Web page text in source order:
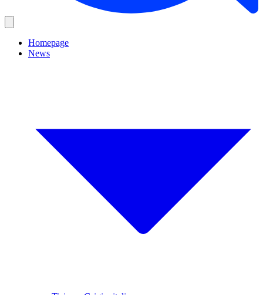
Homepage
News